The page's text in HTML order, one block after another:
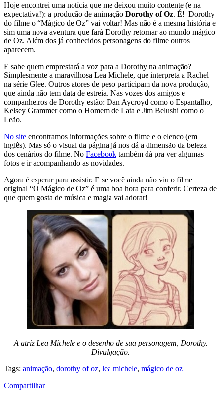
Hoje encontrei uma notícia que me deixou muito contente (e na
expectativa!): a produção de animação Dorothy of Oz. É! Dorothy
do filme o “Mágico de Oz” vai voltar! Mas não é a mesma história e
sim uma nova aventura que fará Dorothy retornar ao mundo mágico
de Oz. Além dos já conhecidos personagens do filme outros
aparecem.
E sabe quem emprestará a voz para a Dorothy na animação?
Simplesmente a maravilhosa Lea Michele, que interpreta a Rachel
na série Glee. Outros atores de peso participam da nova produção,
que ainda não tem data de estreia. Nas vozes dos amigos e
companheiros de Dorothy estão: Dan Aycroyd como o Espantalho,
Kelsey Grammer como o Homem de Lata e Jim Belushi como o
Leão.
No site encontramos informações sobre o filme e o elenco (em
inglês). Mas só o visual da página já nos dá a dimensão da beleza
dos cenários do filme. No Facebook também dá pra ver algumas
fotos e ir acompanhando as novidades.
Agora é esperar para assistir. E se você ainda não viu o filme
original “O Mágico de Oz” é uma boa hora para conferir. Certeza de
que quem gosta de música e magia vai adorar!
A atriz Lea Michele e o desenho de sua personagem, Dorothy.
Divulgação.
Tags: animação, dorothy of oz, lea michele, mágico de oz
Compartilhar